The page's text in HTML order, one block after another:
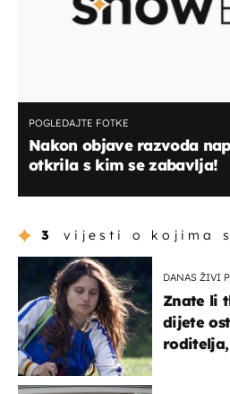
POGLEDAJTE FOTKE
Nakon objave razvoda
otkrila s kim se zabavlja!
3 vijesti o kojima
DANAS ŽIVI
Znate li
dijete